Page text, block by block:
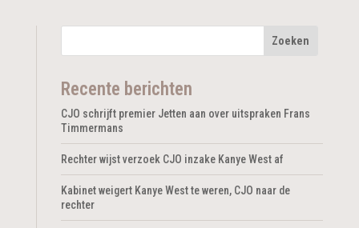
Recente berichten
CJO schrijft premier Jetten aan over uitspraken Frans
Timmermans
Rechter wijst verzoek CJO inzake Kanye West af
Kabinet weigert Kanye West te weren, CJO naar de
rechter